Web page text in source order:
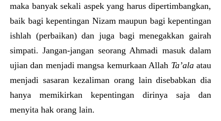
maka banyak sekali aspek yang harus dipertimbangkan,
baik bagi kepentingan Nizam maupun bagi kepentingan
ishlah (perbaikan) dan juga bagi menegakkan gairah
simpati. Jangan-jangan seorang Ahmadi masuk dalam
ujian dan menjadi mangsa kemurkaan Allah Ta’alaatau
menjadi sasaran kezaliman orang lain disebabkan dia
hanya memikirkan kepentingan dirinya saja dan
menyita hak orang lain.